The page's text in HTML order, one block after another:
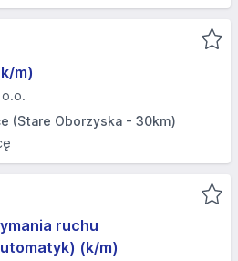
m)
(Stare Oborzyska - 30km)
ruchu
(k/m)